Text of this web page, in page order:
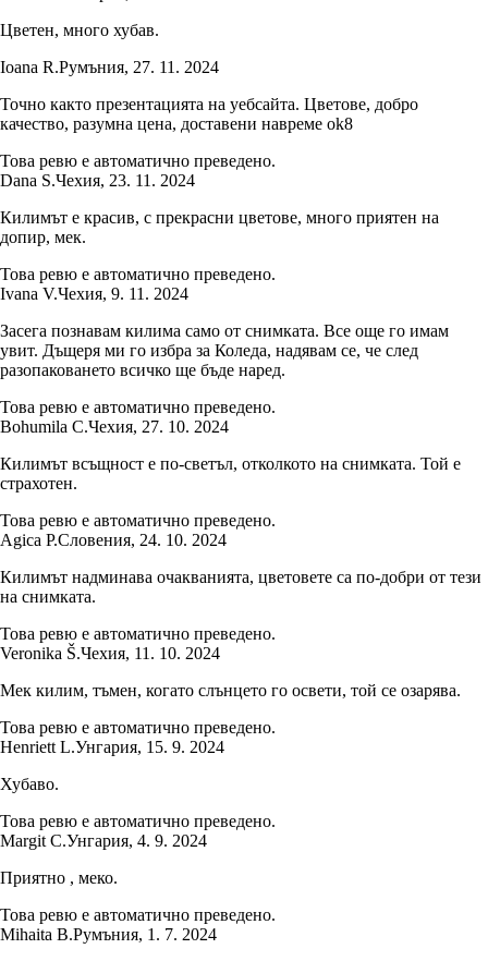
Цветен, много хубав.
Ioana R.Румъния, 27. 11. 2024
Точно както презентацията на уебсайта. Цветове, добро
качество, разумна цена, доставени навреме ok8
Това ревю е автоматично преведено.
Dana S.Чехия, 23. 11. 2024
Килимът е красив, с прекрасни цветове, много приятен на
допир, мек.
Това ревю е автоматично преведено.
Ivana V.Чехия, 9. 11. 2024
Засега познавам килима само от снимката. Все още го имам
увит. Дъщеря ми го избра за Коледа, надявам се, че след
разопаковането всичко ще бъде наред.
Това ревю е автоматично преведено.
Bohumila C.Чехия, 27. 10. 2024
Килимът всъщност е по-светъл, отколкото на снимката. Той е
страхотен.
Това ревю е автоматично преведено.
Agica P.Словения, 24. 10. 2024
Килимът надминава очакванията, цветовете са по-добри от тези
на снимката.
Това ревю е автоматично преведено.
Veronika Š.Чехия, 11. 10. 2024
Мек килим, тъмен, когато слънцето го освети, той се озарява.
Това ревю е автоматично преведено.
Henriett L.Унгария, 15. 9. 2024
Хубаво.
Това ревю е автоматично преведено.
Margit C.Унгария, 4. 9. 2024
Приятно , меко.
Това ревю е автоматично преведено.
Mihaita B.Румъния, 1. 7. 2024